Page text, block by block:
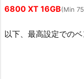
6800 XT 16GB(Min
以下、最高設定での